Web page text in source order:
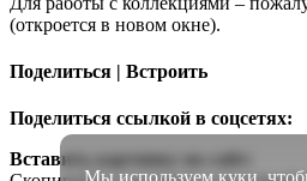
(откроется в новом окне).
Поделиться | Встроить
Поделиться ссылкой в соцсетях:
Вставить картинку на сайт:
Мы используем куки,